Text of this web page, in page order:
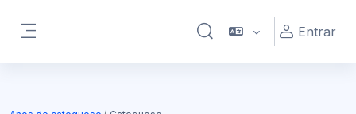
Alternar a entrada daEntrar